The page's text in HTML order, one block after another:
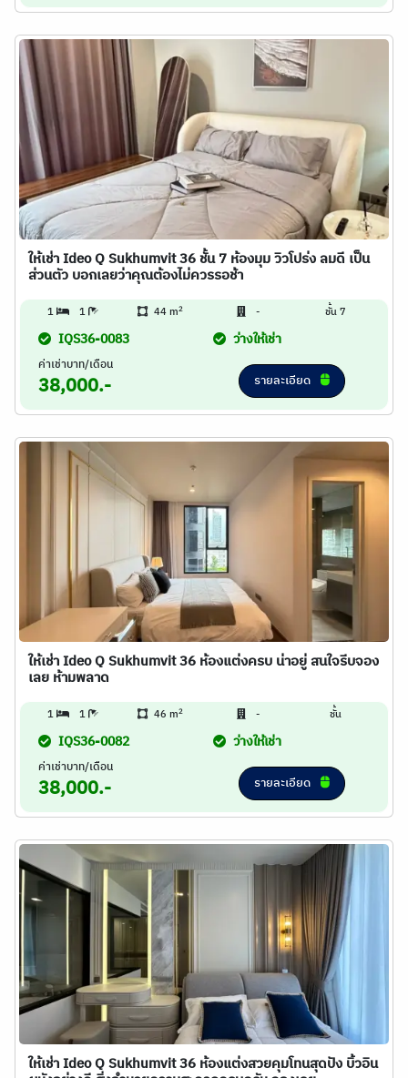
ให้เช่า Ideo Q Sukhumvit 36 ชั้น 7 ห้องมุม วิวโปร่ง ลมดี เป็น
ส่วนตัว บอกเลยว่าคุณต้องไม่ควรรอช้า
1 1 44 m2 - ชั้น 7
IQS36-0083 ว่างให้เช่า
ค่าเช่าบาท/เดือน
38,000.- รายละเอียด
ให้เช่า Ideo Q Sukhumvit 36 ห้องแต่งครบ น่าอยู่ สนใจรีบจอง
เลย ห้ามพลาด
1 1 46 m2 - ชั้น
IQS36-0082 ว่างให้เช่า
ค่าเช่าบาท/เดือน
38,000.- รายละเอียด
ให้เช่า Ideo Q Sukhumvit 36 ห้องแต่งสวยคุมโทนสุดปัง บิ้วอิน